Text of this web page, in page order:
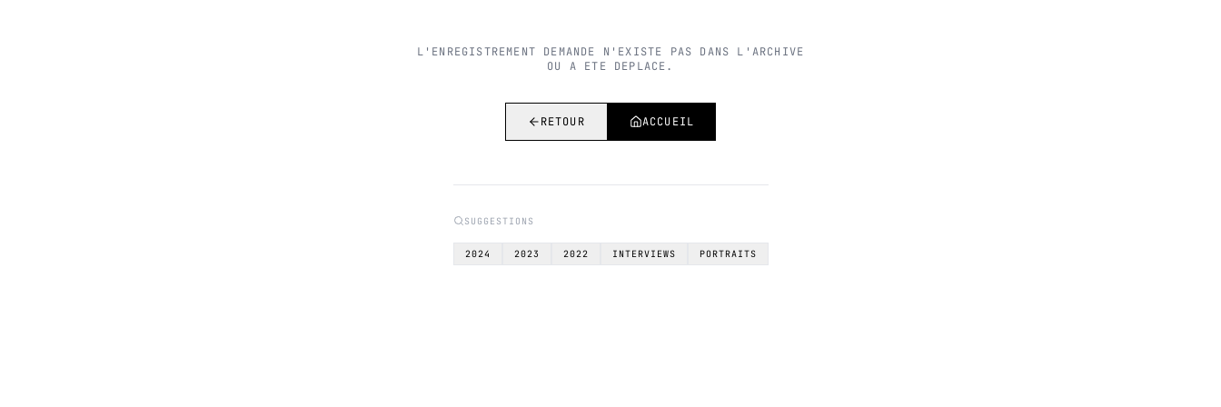
L'ENREGISTREMENT DEMANDE N'EXISTE PAS DANS L'ARCHIVE
OU A ETE DEPLACE.
RETOUR ACCUEIL
SUGGESTIONS
2024 2023 2022 INTERVIEWS PORTRAITS